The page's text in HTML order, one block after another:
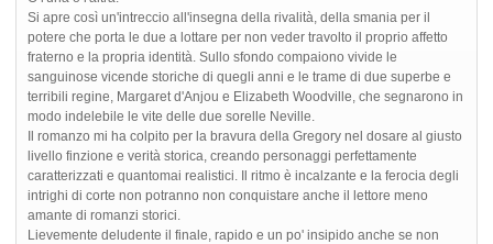
Si apre così un'intreccio all'insegna della rivalità, della smania per il
potere che porta le due a lottare per non veder travolto il proprio affetto
fraterno e la propria identità. Sullo sfondo compaiono vivide le
sanguinose vicende storiche di quegli anni e le trame di due superbe e
terribili regine, Margaret d'Anjou e Elizabeth Woodville, che segnarono in
modo indelebile le vite delle due sorelle Neville.
Il romanzo mi ha colpito per la bravura della Gregory nel dosare al giusto
livello finzione e verità storica, creando personaggi perfettamente
caratterizzati e quantomai realistici. Il ritmo è incalzante e la ferocia degli
intrighi di corte non potranno non conquistare anche il lettore meno
amante di romanzi storici.
Lievemente deludente il finale, rapido e un po' insipido anche se non